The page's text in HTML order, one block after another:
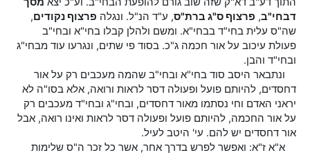
דבחי"ב, פרצוף ס"ג ברת"ס, ע"ד הנ"ל. ונגלה פרצוף נקודים,
שה"ס עלית בחי"ד בבחי"א. ומשם ולהלן קבלו בחי"א ובחי"ב
פעולת עיכוב על אור חכמה ג"כ. בסוד פי שתים, ונגרעו עוד מבחי"ג
ובחי"ד והבן.
ונתבאר היסב סוד בחי"א ובחי"ב שהמה מעכבים רק על אור
דחסדים, להיותם פועל ופעולה דסר לראות ורואה, אלא בסו"ה לא
יראני האדם וחי נסתמו מאור דחסדים, ובחי"ג ובחי"ד מעכבים רק
על אור החכמה, להיותם פועל ופעולה דסר לראות ואינו רואה, אבל
אור דחסדים יש להם. עי' היטב לעיל.
א"א ז"א: ואפשר לפרש בדרך אחר, אשר כל זכר ה"ס שלימות